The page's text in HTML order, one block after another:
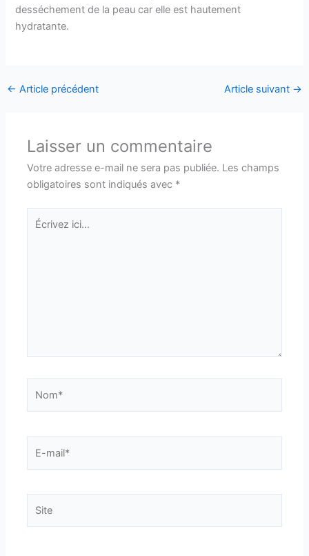
desséchement de la peau car elle est hautement
hydratante.
← Article précédent Article suivant →
Laisser un commentaire
Votre adresse e-mail ne sera pas publiée. Les champs
obligatoires sont indiqués avec *
Écrivez
ici…
mail*